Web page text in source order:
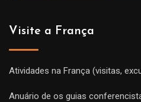
Visite a França
Atividades na França (visitas,
Anuário de os guias